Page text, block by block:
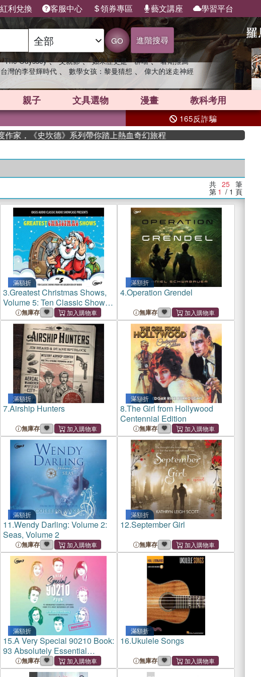
紅利兌換 客服中心 領券專區 藝文講座 學習平台
GO 進階搜尋
The Odyssey 、 父親節 、 如果歷史是一群喵 、 暑期推薦
台灣的李登輝時代 、 數學女孩：黎曼猜想 、 偉大的迷走神經
親子 文具選物 漫畫 教科考用
165反詐騙
史坎德》系列帶你踏上熱血奇幻旅程
共 25 筆
第 1 / 1 頁
滿額折
3.Greatest Christmas Shows,
Volume 5: Ten Classic Shows
from the Golden Era of Radio
無庫存
滿額折
4.Operation Grendel
無庫存
滿額折
7.Airship Hunters
無庫存
滿額折
8.The Girl from Hollywood
Centennial Edition
無庫存
滿額折
11.Wendy Darling: Volume 2:
Seas, Volume 2
無庫存
滿額折
12.September Girl
無庫存
滿額折
15.A Very Special 90210 Book:
93 Absolutely Essential
Episodes from Tv's Most
Notorious Zip Code
無庫存
滿額折
16.Ukulele Songs
無庫存